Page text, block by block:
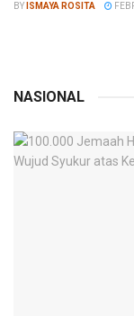
BY ISMAYA ROSITA
NASIONAL